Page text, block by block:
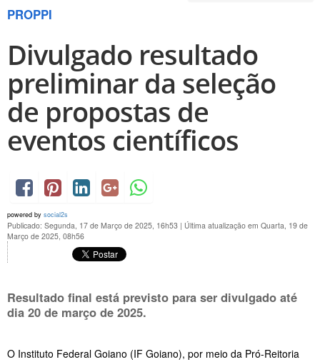
PROPPI
Divulgado resultado
preliminar da seleção
de propostas de
eventos científicos
powered by social2s
Publicado: Segunda, 17 de Março de 2025, 16h53 | Última atualização em Quarta, 19 de
Março de 2025, 08h56
Resultado final está previsto para ser divulgado até
dia 20 de março de 2025.
O Instituto Federal Goiano (IF Goiano), por meio da Pró-Reitoria